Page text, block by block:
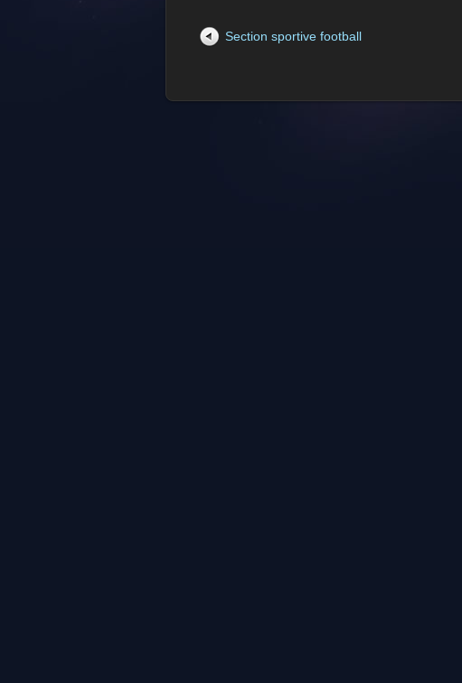
Section sportive football